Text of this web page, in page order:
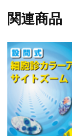
関連商品